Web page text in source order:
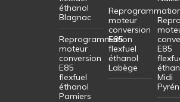
éthanol
Blagnac
Reprogrammation
moteur
conversion
E85
flexfuel
éthanol
Pamiers
moteur
conversion
E85
flexfuel
éthanol
Labège
E85
Midi